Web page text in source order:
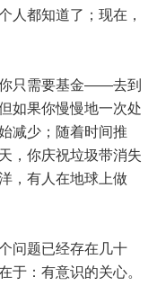
人都知道了；现在，
只需要基金——去到
如果你慢慢地一次处
减少；随着时间推
，你庆祝垃圾带消失
，有人在地球上做
问题已经存在几十
于：有意识的关心。